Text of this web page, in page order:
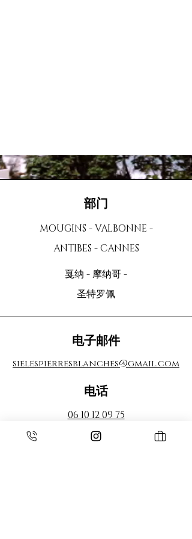
部门
MOUGINS - VALBONNE -
ANTIBES - CANNES
戛纳 - 摩纳哥 -
圣特罗佩
电子邮件
sielespierresblanches@gmail.com
电话
06 10 12 09 75